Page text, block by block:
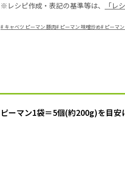
※レシピ作成・表記の基準等は、
「レ
# キャベツ ピーマン 豚肉# ピーマン 味噌炒め# ピーマ
ピーマン1袋＝5個(約200g)を目安